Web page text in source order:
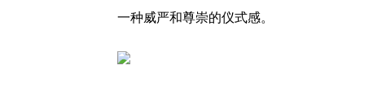
一种威严和尊崇的仪式感。